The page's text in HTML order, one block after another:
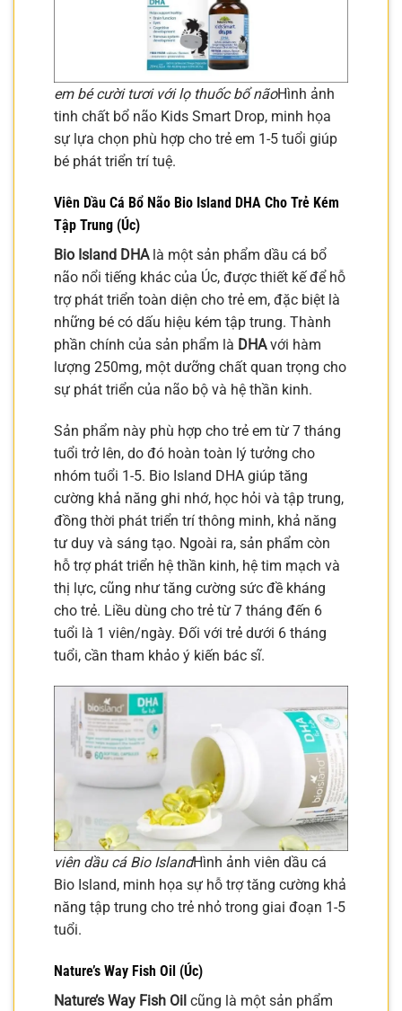
em bé cười tươi với lọ thuốc bổ nãoHình ảnh
tinh chất bổ não Kids Smart Drop, minh họa
sự lựa chọn phù hợp cho trẻ em 1-5 tuổi giúp
bé phát triển trí tuệ.
Viên Dầu Cá Bổ Não Bio Island DHA Cho Trẻ Kém
Tập Trung (Úc)
Bio Island DHAlà một sản phẩm dầu cá bổ
não nổi tiếng khác của Úc, được thiết kế để hỗ
trợ phát triển toàn diện cho trẻ em, đặc biệt là
những bé có dấu hiệu kém tập trung. Thành
phần chính của sản phẩm là DHAvới hàm
lượng 250mg, một dưỡng chất quan trọng cho
sự phát triển của não bộ và hệ thần kinh.
Sản phẩm này phù hợp cho trẻ em từ 7 tháng
tuổi trở lên, do đó hoàn toàn lý tưởng cho
nhóm tuổi 1-5. Bio Island DHA giúp tăng
cường khả năng ghi nhớ, học hỏi và tập trung,
đồng thời phát triển trí thông minh, khả năng
tư duy và sáng tạo. Ngoài ra, sản phẩm còn
hỗ trợ phát triển hệ thần kinh, hệ tim mạch và
thị lực, cũng như tăng cường sức đề kháng
cho trẻ. Liều dùng cho trẻ từ 7 tháng đến 6
tuổi là 1 viên/ngày. Đối với trẻ dưới 6 tháng
tuổi, cần tham khảo ý kiến bác sĩ.
viên dầu cá Bio IslandHình ảnh viên dầu cá
Bio Island, minh họa sự hỗ trợ tăng cường khả
năng tập trung cho trẻ nhỏ trong giai đoạn 1-5
tuổi.
Nature’s Way Fish Oil (Úc)
Nature’s Way Fish Oil cũng là một sản phẩm